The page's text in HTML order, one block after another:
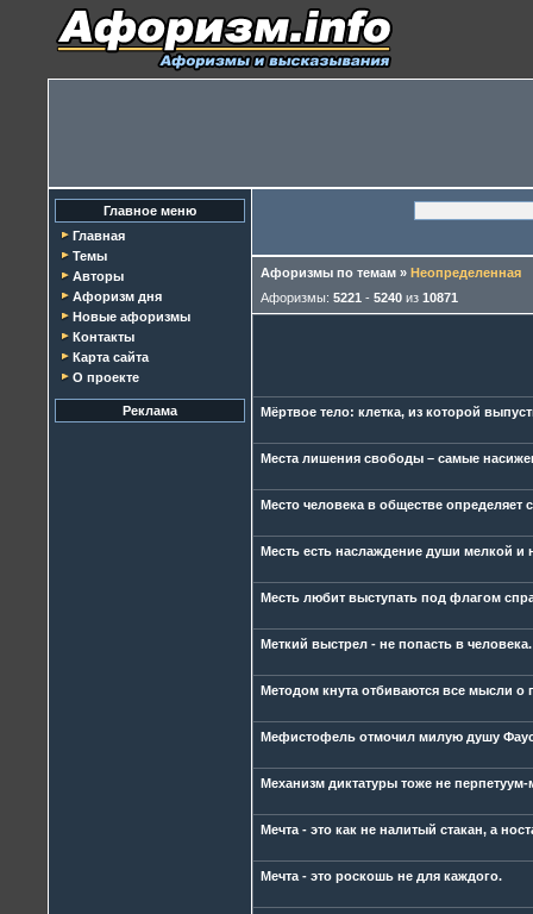
Главное меню
Главная
Темы
Авторы
Афоризм дня
Новые афоризмы
Контакты
Карта сайта
О проекте
Реклама
Афоризмы по темам » Неопределенная
Афоризмы: 5221 - 5240 из 10871
Мёртвое тело: клетка, из которой
Места лишения свободы – самые
Место человека в обществе определяет
Месть есть наслаждение души мелкой и
Месть любит выступать под флагом
Меткий выстрел - не попасть в человека.
Методом кнута отбиваются все мысли о
Мефистофель отмочил милую душу
Механизм диктатуры тоже не
Мечта - это как не налитый стакан, а
Мечта - это роскошь не для каждого.